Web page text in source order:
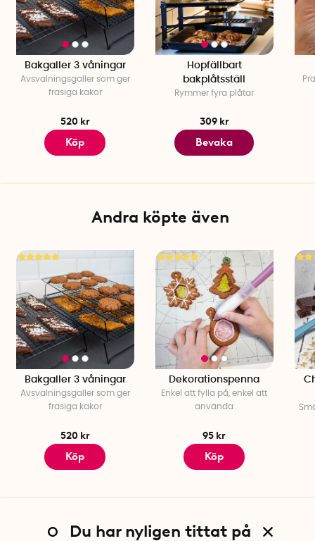
Bakgaller 3 våningar
Avsvalningsgaller som ger
frasiga kakor
520 kr
Köp
Hopfällbart
bakplåtsställ
Rymmer fyra plåtar
309 kr
Bevaka
Andra köpte även
Bakgaller 3 våningar
Avsvalningsgaller som ger
frasiga kakor
520 kr
Köp
Dekorationspenna
Enkel att fylla på, enkel att
använda
95 kr
Köp
Du har nyligen tittat på